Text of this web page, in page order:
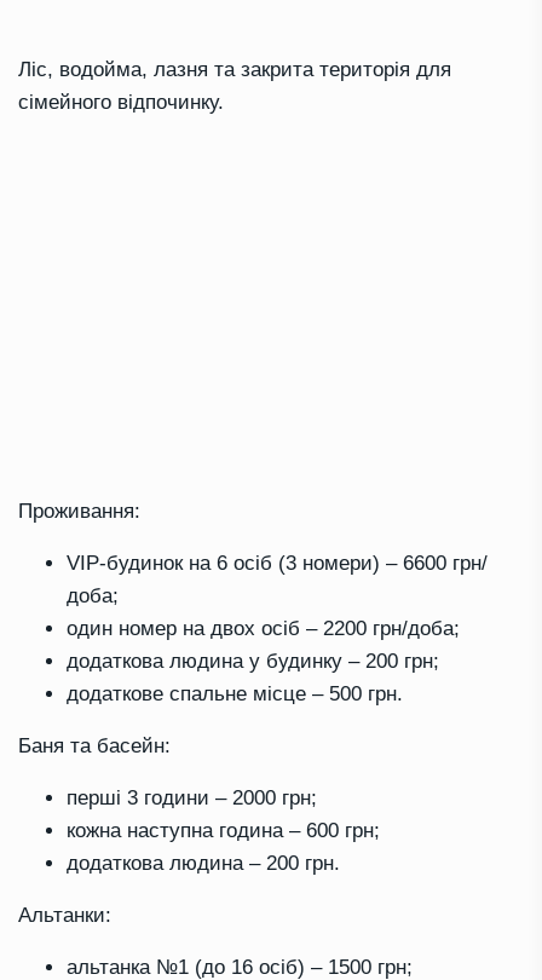
Ліс, водойма, лазня та закрита територія для
сімейного відпочинку.
Проживання:
VIP-будинок на 6 осіб (3 номери) – 6600 грн/
доба;
один номер на двох осіб – 2200 грн/доба;
додаткова людина у будинку – 200 грн;
додаткове спальне місце – 500 грн.
Баня та басейн:
перші 3 години – 2000 грн;
кожна наступна година – 600 грн;
додаткова людина – 200 грн.
Альтанки:
альтанка №1 (до 16 осіб) – 1500 грн;